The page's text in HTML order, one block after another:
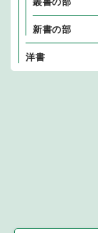
新書の部
洋書